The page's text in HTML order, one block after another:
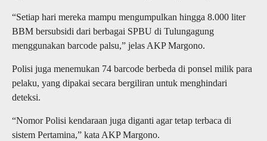
“Setiap hari mereka mampu mengumpulkan hingga 8.000 liter
BBM bersubsidi dari berbagai SPBU di Tulungagung
menggunakan barcode palsu,” jelas AKP Margono.
Polisi juga menemukan 74 barcode berbeda di ponsel milik para
pelaku, yang dipakai secara bergiliran untuk menghindari
deteksi.
“Nomor Polisi kendaraan juga diganti agar tetap terbaca di
sistem Pertamina,” kata AKP Margono.